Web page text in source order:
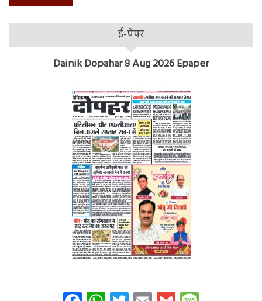
ई-पेपर
Dainik Dopahar 8 Aug 2026 Epaper